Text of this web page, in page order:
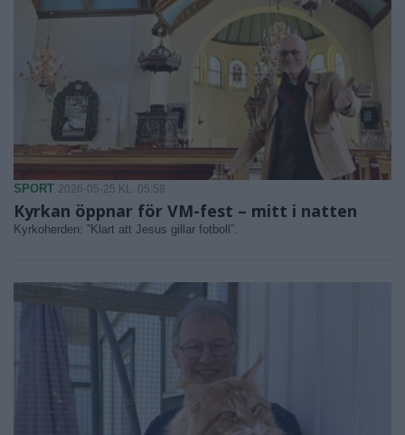
SPORT 2026-05-25 KL. 05:58
Kyrkan öppnar för VM-fest – mitt i natten
Kyrkoherden: ”Klart att Jesus gillar fotboll”.